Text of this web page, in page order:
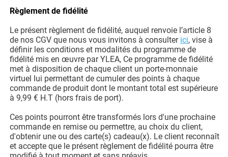
Règlement de fidélité
Le présent règlement de fidélité, auquel renvoie l’article 8
de nos CGV que nous vous invitons à consulter ici, vise à
définir les conditions et modalités du programme de
fidélité mis en œuvre par YLEA, Ce programme de fidélité
met à disposition de chaque client un porte-monnaie
virtuel lui permettant de cumuler des points à chaque
commande de produit dont le montant total est supérieure
à 9,99 € H.T (hors frais de port).
Ces points pourront être transformés lors d'une prochaine
commande en remise ou permettre, au choix du client,
d'obtenir une ou des carte(s) cadeau(x). Le client reconnaît
et accepte que le présent règlement de fidélité pourra être